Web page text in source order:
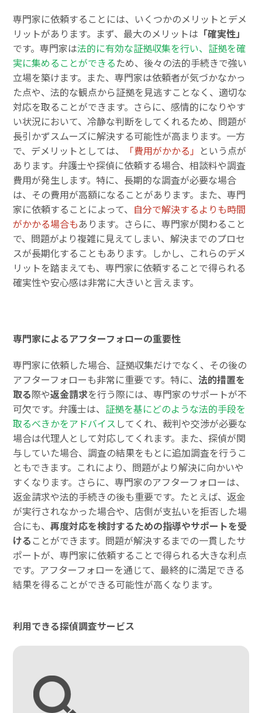
専門家に依頼することには、いくつかのメリットとデメ
リットがあります。まず、最大のメリットは 「確実性」
です。専門家は法的に有効な証拠収集を行い、証拠を確
実に集めることができるため、後々の法的手続きで強い
立場を築けます。また、専門家は依頼者が気づかなかっ
た点や、法的な観点から証拠を見逃すことなく、適切な
対応を取ることができます。さらに、感情的になりやす
い状況において、冷静な判断をしてくれるため、問題が
長引かずスムーズに解決する可能性が高まります。一方
で、デメリットとしては、
「費用がかかる」 という点が
あります。弁護士や探偵に依頼する場合、相談料や調査
費用が発生します。特に、長期的な調査が必要な場合
は、その費用が高額になることがあります。また、専門
家に依頼することによって、 自分で解決するよりも時間
がかかる場合もあります。さらに、専門家が関わること
で、問題がより複雑に見えてしまい、解決までのプロセ
スが長期化することもあります。しかし、これらのデメ
リットを踏まえても、専門家に依頼することで得られる
確実性や安心感は非常に大きいと言えます。
専門家によるアフターフォローの重要性
専門家に依頼した場合、証拠収集だけでなく、その後の
アフターフォローも非常に重要です。特に、法的措置を
取る際や返金請求を行う際には、専門家のサポートが不
可欠です。弁護士は、 証拠を基にどのような法的手段を
取るべきかをアドバイス してくれ、裁判や交渉が必要な
場合は代理人として対応してくれます。また、探偵が関
与していた場合、調査の結果をもとに追加調査を行うこ
ともできます。これにより、問題がより解決に向かいや
すくなります。さらに、専門家のアフターフォローは、
返金請求や法的手続きの後も重要です。たとえば、返金
が実行されなかった場合や、店側が支払いを拒否した場
合にも、再度対応を検討するための指導やサポートを受
ける ことができます。問題が解決するまでの一貫したサ
ポートが、専門家に依頼することで得られる大きな利点
です。アフターフォローを通じて、最終的に満足できる
結果を得ることができる可能性が高くなります。
利用できる探偵調査サービス